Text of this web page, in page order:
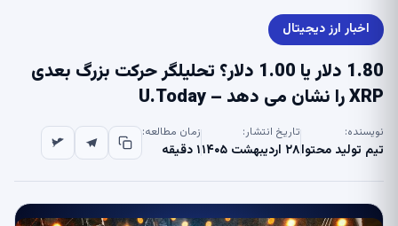
اخبار ارز دیجیتال
1.80 دلار یا 1.00 دلار؟ تحلیلگر حرکت بزرگ بعدی
XRP را نشان می دهد – U.Today
نویسنده:
تیم تولید محتوا
تاریخ انتشار:
۲۸ اردیبهشت ۱۴۰۵
زمان مطالعه:
۱ دقیقه